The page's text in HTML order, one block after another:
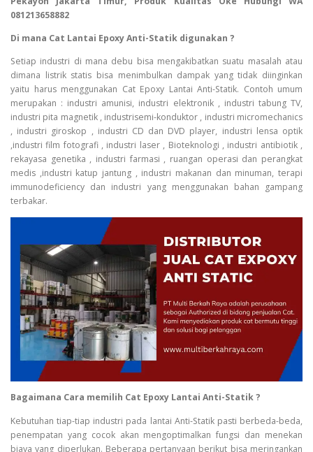
081213658882
Di mana Cat Lantai Epoxy Anti-Statik digunakan ?
Setiap industri di mana debu bisa mengakibatkan suatu masalah atau
dimana listrik statis bisa menimbulkan dampak yang tidak diinginkan
yaitu harus menggunakan Cat Epoxy Lantai Anti-Statik. Contoh umum
merupakan : industri amunisi, industri elektronik , industri tabung TV,
industri pita magnetik , industrisemi-konduktor , industri micromechanics
, industri giroskop , industri CD dan DVD player, industri lensa optik
,industri film fotografi , industri laser , Bioteknologi , industri antibiotik ,
rekayasa genetika , industri farmasi , ruangan operasi dan perangkat
medis ,industri katup jantung , industri makanan dan minuman, terapi
immunodeficiency dan industri yang menggunakan bahan gampang
terbakar.
Bagaimana Cara memilih Cat Epoxy Lantai Anti-Statik ?
Kebutuhan tiap-tiap industri pada lantai Anti-Statik pasti berbeda-beda,
penempatan yang cocok akan mengoptimalkan fungsi dan menekan
biaya yang diperlukan. Beberapa pertanyaan berikut bisa meringankan